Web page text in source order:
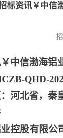
标资讯￥中信
中信渤海铝
QHD-
河北省，秦
控股有限公